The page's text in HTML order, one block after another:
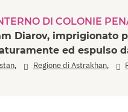
DI COLONIE
Diarov, imprigionato
ed espulso
, Regione di Astrakhan,